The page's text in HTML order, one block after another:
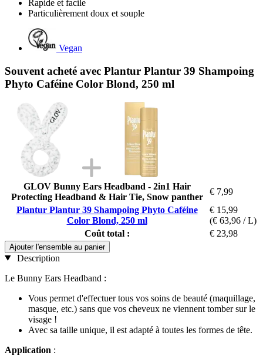
Rapide et facile
Particulièrement doux et souple
Vegan
Souvent acheté avec Plantur Plantur 39 Shampoing
Phyto Caféine Color Blond, 250 ml
GLOV Bunny Ears Headband - 2in1 Hair
Protecting Headband & Hair Tie, Snow panther
€ 7,99
Plantur Plantur 39 Shampoing Phyto Caféine
Color Blond, 250 ml
€ 15,99
(€ 63,96 / L)
Coût total :
€ 23,98
Ajouter l'ensemble au panier
Description
Le Bunny Ears Headband :
Vous permet d'effectuer tous vos soins de beauté (maquillage,
masque, etc.) sans que vos cheveux ne viennent tomber sur le
visage !
Avec sa taille unique, il est adapté à toutes les formes de tête.
Application :